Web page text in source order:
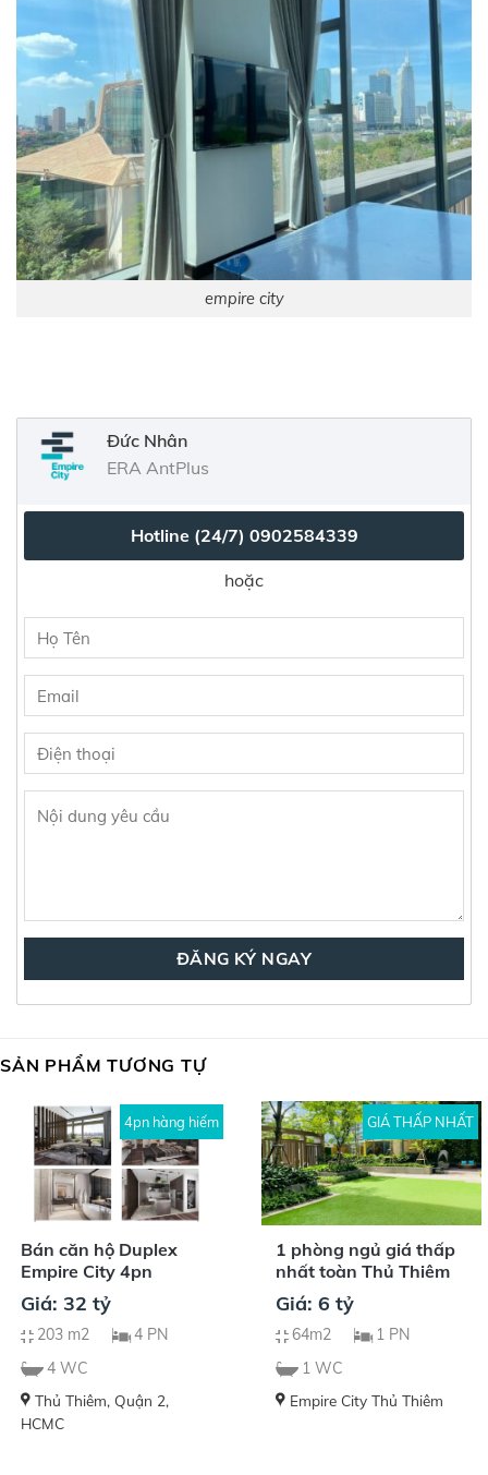
empire city
Đức Nhân
ERA AntPlus
Hotline (24/7) 0902584339
hoặc
SẢN PHẨM TƯƠNG TỰ
4pn hàng hiếm
Bán căn hộ Duplex
Empire City 4pn
Giá: 32 tỷ
203 m2
4 PN
4 WC
Thủ Thiêm, Quận 2,
HCMC
GIÁ THẤP NHẤT
1 phòng ngủ giá thấp
nhất toàn Thủ Thiêm
Giá: 6 tỷ
64m2
1 PN
1 WC
Empire City Thủ Thiêm